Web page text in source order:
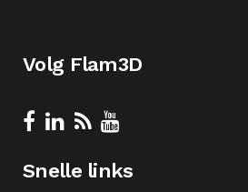
Volg Flam3D
Snelle links